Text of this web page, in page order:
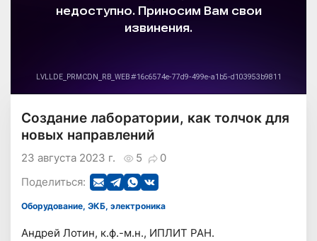
Создание лаборатории, как толчок для
новых направлений
5 0
23 августа 2023 г.
Поделиться:
Оборудование, ЭКБ, электроника
Андрей Лотин, к.ф.-м.н., ИПЛИТ РАН.